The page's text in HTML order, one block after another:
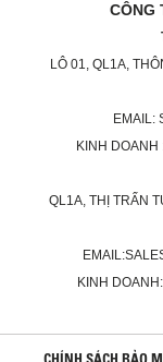
CÔNG
LÔ 01, QL1A,
EMAIL:
KINH
QL1A, THỊ TRẤN
KINH